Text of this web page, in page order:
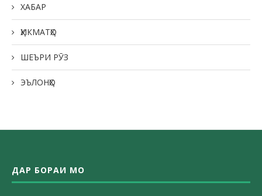
ХАБАР
ҲИКМАТҲО
ШЕЪРИ РӮЗ
ЭЪЛОНҲО
ДАР БОРАИ МО